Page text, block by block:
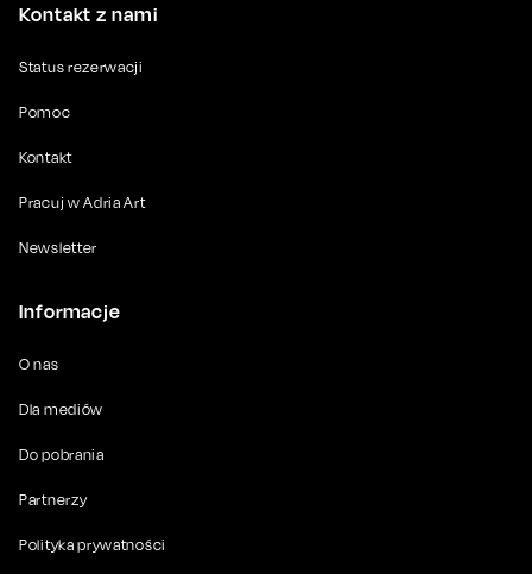
Kontakt z nami
Status rezerwacji
Pomoc
Kontakt
Pracuj w Adria Art
Newsletter
Informacje
O nas
Dla mediów
Do pobrania
Partnerzy
Polityka prywatności